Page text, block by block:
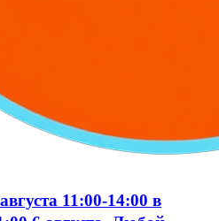
11:00-14:00 в